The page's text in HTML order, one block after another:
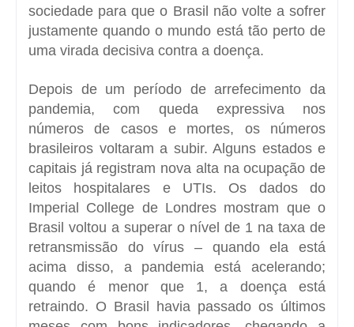
sociedade para que o Brasil não volte a sofrer
justamente quando o mundo está tão perto de
uma virada decisiva contra a doença.
Depois de um período de arrefecimento da
pandemia, com queda expressiva nos
números de casos e mortes, os números
brasileiros voltaram a subir. Alguns estados e
capitais já registram nova alta na ocupação de
leitos hospitalares e UTIs. Os dados do
Imperial College de Londres mostram que o
Brasil voltou a superar o nível de 1 na taxa de
retransmissão do vírus – quando ela está
acima disso, a pandemia está acelerando;
quando é menor que 1, a doença está
retraindo. O Brasil havia passado os últimos